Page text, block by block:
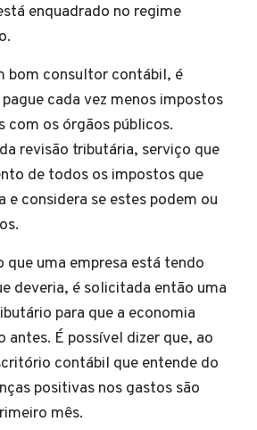
enquadrado no regime
bom consultor contábil, é
cada vez menos impostos
com os órgãos públicos.
revisão tributária, serviço que
de todos os impostos que
e considera se estes podem ou
uma empresa está tendo
deveria, é solicitada então uma
para que a economia
antes. É possível dizer que, ao
contábil que entende do
positivas nos gastos são
mês.